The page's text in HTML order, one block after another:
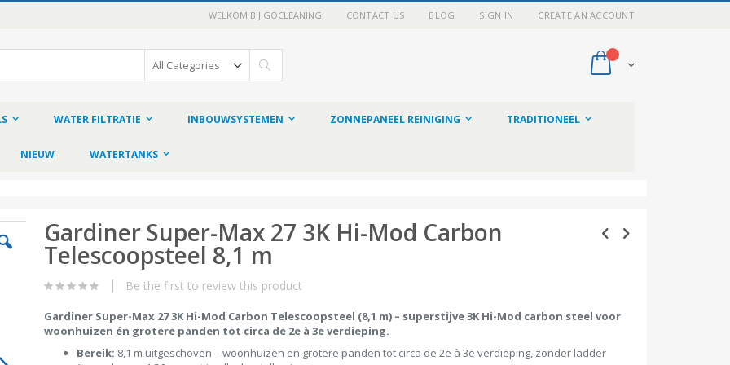
WELKOM BIJ GOCLEANING CONTACT US BLOG SIGN IN CREATE AN ACCOUNT
My Cart
WATER FILTRATIE INBOUWSYSTEMEN ZONNEPANEEL REINIGING TRADITIONEEL
NIEUW WATERTANKS
Gardiner Super-Max 27 3K Hi-Mod Carbon
Telescoopsteel 8,1 m
Be the first to review this product
Gardiner Super-Max 27 3K Hi-Mod Carbon Telescoopsteel (8,1 m) – superstijve 3K Hi-Mod carbon steel voor
woonhuizen én grotere panden tot circa de 2e à 3e verdieping.
Bereik: 8,1 m uitgeschoven – woonhuizen en grotere panden tot circa de 2e à 3e verdieping, zonder ladder